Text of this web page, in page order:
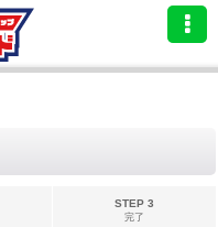
STEP 3
完了